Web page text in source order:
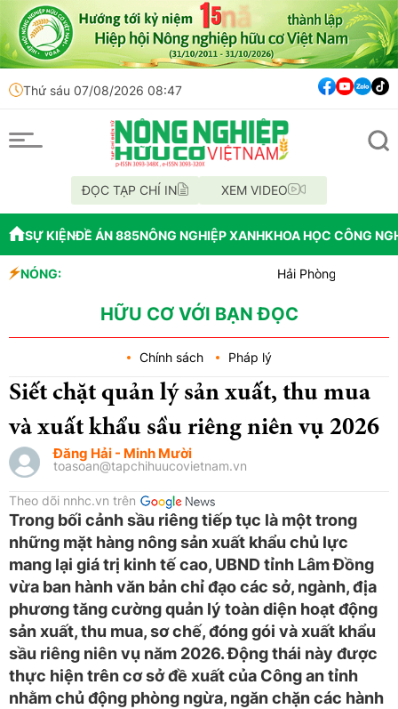
Thứ sáu 07/08/2026 08:47
ĐỌC TẠP CHÍ IN XEM VIDEO
SỰ KIỆNĐỀ ÁN 885NÔNG NGHIỆP XANHKHOA HỌC CÔNG
NÓNG:
Hải Phòng giao nhiệm vụ
Cảnh báo canh tác cần sa
HỮU CƠ VỚI BẠN ĐỌC
Chính sách Pháp lý
Siết chặt quản lý sản xuất, thu mua
và xuất khẩu sầu riêng niên vụ 2026
Đăng Hải - Minh Mười
toasoan@tapchihuucovietnam.vn
Theo dõi nnhc.vn trên
Trong bối cảnh sầu riêng tiếp tục là một trong
những mặt hàng nông sản xuất khẩu chủ lực
mang lại giá trị kinh tế cao, UBND tỉnh Lâm Đồng
vừa ban hành văn bản chỉ đạo các sở, ngành, địa
phương tăng cường quản lý toàn diện hoạt động
sản xuất, thu mua, sơ chế, đóng gói và xuất khẩu
sầu riêng niên vụ năm 2026. Động thái này được
thực hiện trên cơ sở đề xuất của Công an tỉnh
nhằm chủ động phòng ngừa, ngăn chặn các hành